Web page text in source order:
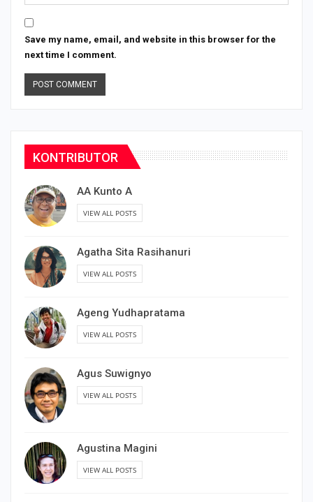
Save my name, email, and website in this browser for the
next time I comment.
KONTRIBUTOR
AA Kunto A
VIEW ALL POSTS
Agatha Sita Rasihanuri
VIEW ALL POSTS
Ageng Yudhapratama
VIEW ALL POSTS
Agus Suwignyo
VIEW ALL POSTS
Agustina Magini
VIEW ALL POSTS